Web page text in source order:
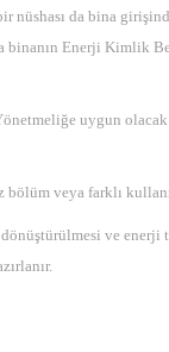
da bina
binanın Enerji Kimlik
uygun
veya farklı
ve